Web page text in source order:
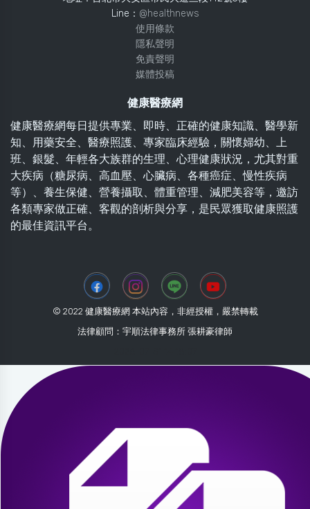
Line： @healthnews
使用條款
隱私聲明
免責聲明
媒體投稿
健康醫療網
健康醫療網每日提供專業、即時、正確的健康知識、醫學新
知、用藥安全、醫療照護、專家臨床經驗，關懷婦幼、上
班、銀髮、年輕各大族群的生理、心理健康狀況，尤其對重
大疾病（糖尿病、高血壓、心臟病、各種癌症、慢性疾病
等）、養生保健、營養攝取、體重管理、減肥美容等，邀訪
各類專家做正確、客觀的剖析與分享，是民眾獲取健康照護
的最佳資訊平台。
© 2022 健康醫療網 本站內容，非經授權，嚴禁轉載
法律顧問：宇順法律事務所 張耕豪律師